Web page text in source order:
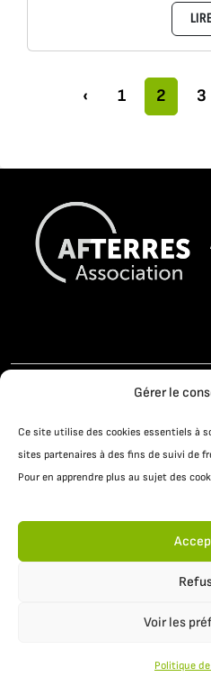
Gérer le
Ce site utilise des cookies essentiels à
sites partenaires à des fins de suivi de
Pour en apprendre plus au sujet des
Voir les
Politique
Navigation dans la page
‹ Pages
1 Page
2 3
L’AGROÉCOLOGIE
PRATIQUES